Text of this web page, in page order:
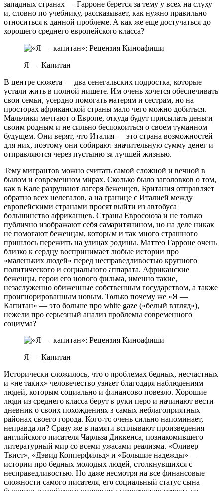
западных странах — Гарроне берется за тему у всех на слуху
и, словно по учебнику, рассказывает, как нужно правильно
относиться к данной проблеме. А как же еще достучаться до
хорошего среднего европейского класса?
Я — Капитан
В центре сюжета — два сенегальских подростка, которые
устали жить в полной нищете. Им очень хочется обеспечивать
свои семьи, усердно помогать матерям и сестрам, но на
просторах африканской страны мало чего можно добиться.
Мальчики мечтают о Европе, откуда будут присылать деньги
своим родным и не сильно беспокоиться о своем туманном
будущем. Они верят, что Италия — это страна возможностей
для них, поэтому они собирают значительную сумму денег и
отправляются через пустыню за лучшей жизнью.
Тему мигрантов можно считать самой сложной и вечной в
былом и современном мирах. Сколько было заголовков о том,
как в Кале разрушают лагеря беженцев, Британия отправляет
обратно всех нелегалов, а на границе с Италией между
европейскими странами просят выйти из автобуса
большинство африканцев. Страны Евросоюза и не только
публично изображают себя самаритянином, но на деле никак
не помогают беженцам, которым и так много страшного
пришлось пережить на улицах родины. Маттео Гарроне очень
близко к сердцу воспринимает любые истории про
«маленьких людей» перед несправедливостью крупного
политического и социального аппарата. Африканские
беженцы, герои его нового фильма, именно такие,
незаслуженно обиженные собственным государством, а также
проигнорированным новым. Только почему же «Я —
Капитан» — это больше про white gaze («белый взгляд»),
нежели про серьезный анализ проблемы современного
социума?
Я — Капитан
Исторически сложилось, что о проблемах бедных, несчастных
и «не таких» человечество узнает благодаря наблюдениям
людей, которым социально и финансово повезло. Хорошие
люди из среднего класса берут в руки перо и начинают вести
дневник о своих похождениях в самых неблагоприятных
районах своего города. Кого-то очень сильно напоминает,
неправда ли? Сразу же в памяти всплывают произведения
английского писателя Чарльза Диккенса, познакомившего
литературный мир со всеми ужасами реализма. «Оливер
Твист», «Дэвид Копперфильд» и «Большие надежды» —
истории про бедных молодых людей, столкнувшихся с
несправедливостью. Но даже несмотря на все финансовые
сложности самого писателя, его социальный статус сына